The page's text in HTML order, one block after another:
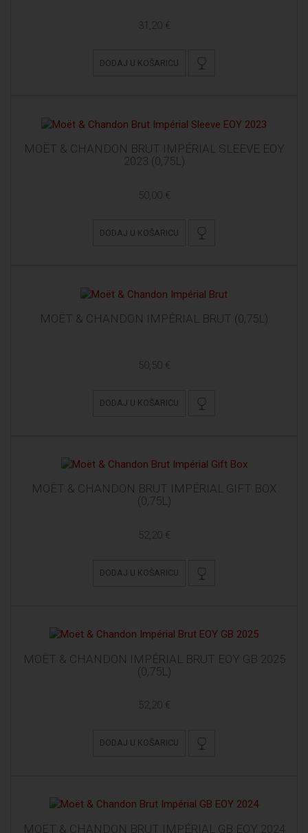
31,20 €
DODAJ U KOŠARICU
MOËT & CHANDON BRUT IMPÉRIAL SLEEVE EOY
2023 (0,75L)
50,00 €
DODAJ U KOŠARICU
MOËT & CHANDON IMPÉRIAL BRUT (0,75L)
50,50 €
DODAJ U KOŠARICU
MOËT & CHANDON BRUT IMPÉRIAL GIFT BOX
(0,75L)
52,20 €
DODAJ U KOŠARICU
MOËT & CHANDON IMPÉRIAL BRUT EOY GB 2025
(0,75L)
52,20 €
DODAJ U KOŠARICU
MOËT & CHANDON BRUT IMPÉRIAL GB EOY 2024